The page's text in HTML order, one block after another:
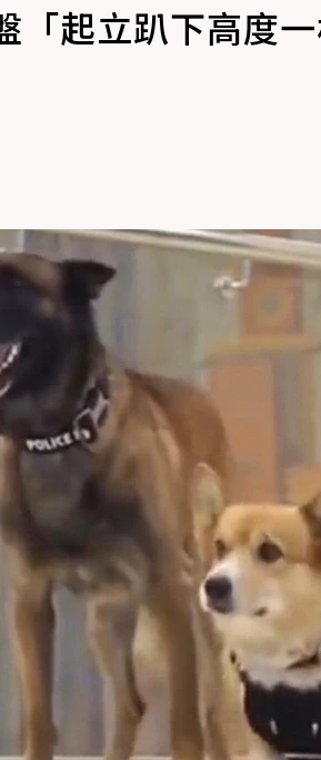
「起立趴下高度